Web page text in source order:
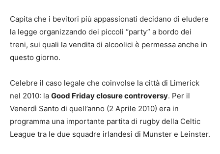
Capita che i bevitori più appassionati decidano di eludere
la legge organizzando dei piccoli “party” a bordo dei
treni, sui quali la vendita di alcoolici è permessa anche in
questo giorno.
Celebre il caso legale che coinvolse la città di Limerick
nel 2010: la Good Friday closure controversy. Per il
Venerdì Santo di quell’anno (2 Aprile 2010) era in
programma una importante partita di rugby della Celtic
League tra le due squadre irlandesi di Munster e Leinster.